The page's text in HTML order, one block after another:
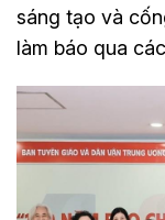
sáng tạo và
làm báo qua